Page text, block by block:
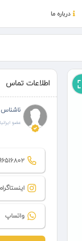
درباره ما
اطلاعات تماس
ناشناس
عضو ایرانیاز از 1
واتساپ